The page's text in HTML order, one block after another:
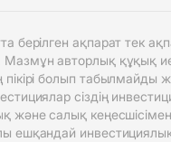
берілген ақпарат тек
авторлық құқық
пікірі болып табылмайды
сіздің
және салық
ешқандай